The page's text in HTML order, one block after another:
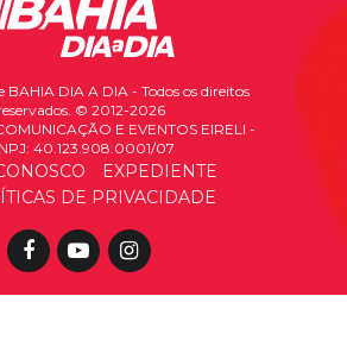
DIA A DIA - Todos os direitos
© 2012-2026
E EVENTOS EIRELI -
40.123.908.0001/07
EXPEDIENTE
DE PRIVACIDADE